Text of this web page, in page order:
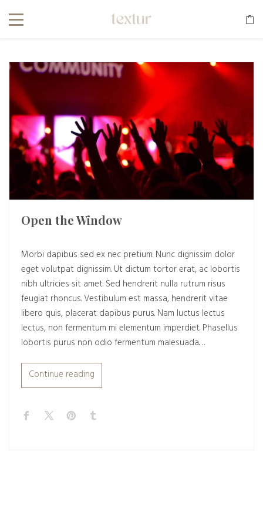
Open the Window
Morbi dapibus sed ex nec pretium. Nunc dignissim dolor
eget volutpat dignissim. Ut dictum tortor erat, ac lobortis
nibh ultricies sit amet. Sed hendrerit nulla rutrum risus
feugiat rhoncus. Vestibulum est massa, hendrerit vitae
libero quis, placerat dapibus purus. Nam luctus lectus
lectus, non fermentum mi elementum imperdiet. Phasellus
lobortis purus non odio fermentum malesuada.…
Continue reading